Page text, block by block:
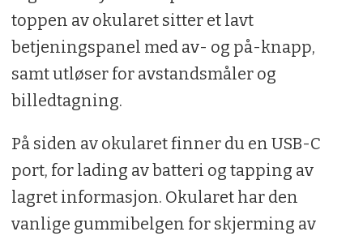
toppen av okularet sitter et lavt
betjeningspanel med av- og på-knapp,
samt utløser for avstandsmåler og
billedtagning.
På siden av okularet finner du en USB-C
port, for lading av batteri og tapping av
lagret informasjon. Okularet har den
vanlige gummibelgen for skjerming av